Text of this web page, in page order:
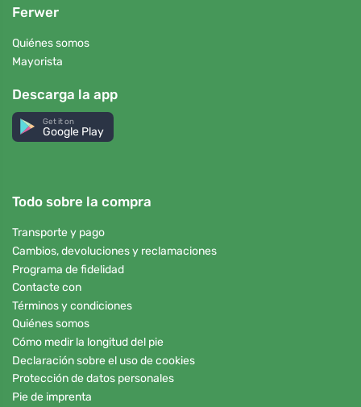
Ferwer
Quiénes somos
Mayorista
Descarga la app
Get it on
Google Play
Todo sobre la compra
Transporte y pago
Cambios, devoluciones y reclamaciones
Programa de fidelidad
Contacte con
Términos y condiciones
Quiénes somos
Cómo medir la longitud del pie
Declaración sobre el uso de cookies
Protección de datos personales
Pie de imprenta